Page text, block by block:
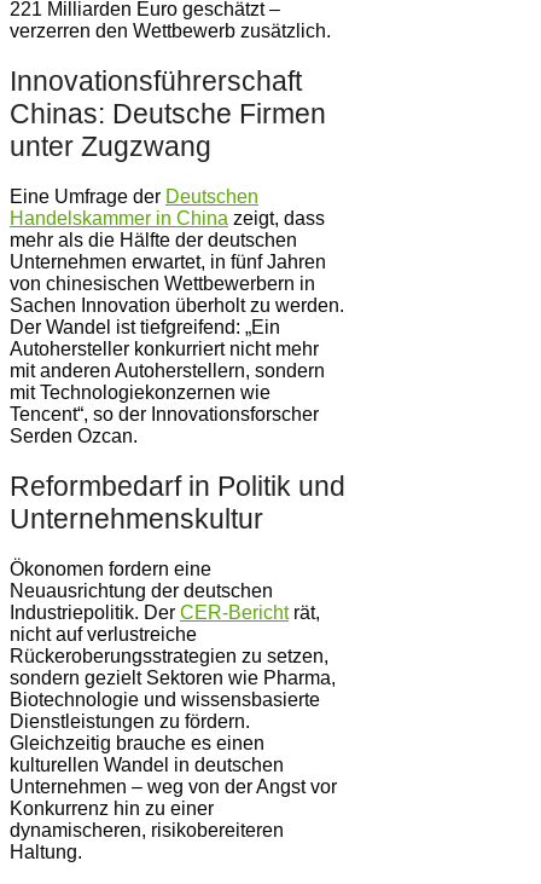
221 Milliarden Euro geschätzt –
verzerren den Wettbewerb zusätzlich.
Innovationsführerschaft
Chinas: Deutsche Firmen
unter Zugzwang
Eine Umfrage der Deutschen
Handelskammer in China zeigt, dass
mehr als die Hälfte der deutschen
Unternehmen erwartet, in fünf Jahren
von chinesischen Wettbewerbern in
Sachen Innovation überholt zu werden.
Der Wandel ist tiefgreifend: „Ein
Autohersteller konkurriert nicht mehr
mit anderen Autoherstellern, sondern
mit Technologiekonzernen wie
Tencent“, so der Innovationsforscher
Serden Ozcan.
Reformbedarf in Politik und
Unternehmenskultur
Ökonomen fordern eine
Neuausrichtung der deutschen
Industriepolitik. Der CER-Berichträt,
nicht auf verlustreiche
Rückeroberungsstrategien zu setzen,
sondern gezielt Sektoren wie Pharma,
Biotechnologie und wissensbasierte
Dienstleistungen zu fördern.
Gleichzeitig brauche es einen
kulturellen Wandel in deutschen
Unternehmen – weg von der Angst vor
Konkurrenz hin zu einer
dynamischeren, risikobereiteren
Haltung.